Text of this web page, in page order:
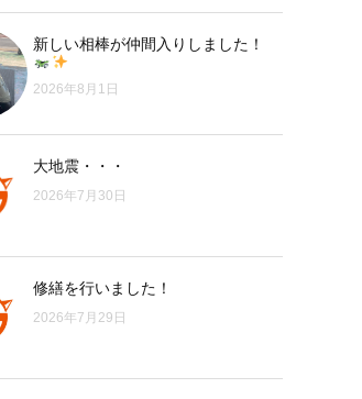
新しい相棒が仲間入りしました！
2026年8月1日
大地震・・・
2026年7月30日
修繕を行いました！
2026年7月29日